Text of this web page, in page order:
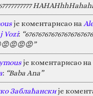
је коментарисао на
Vozi:
је коментарисао на
: “Baba Ana”
Заблаћанскије